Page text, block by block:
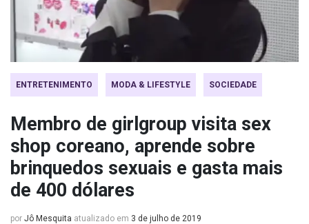
ENTRETENIMENTO MODA & LIFESTYLE SOCIEDADE
Membro de girlgroup visita sex
shop coreano, aprende sobre
brinquedos sexuais e gasta mais
de 400 dólares
por Jô Mesquita atualizado em 3 de julho de 2019